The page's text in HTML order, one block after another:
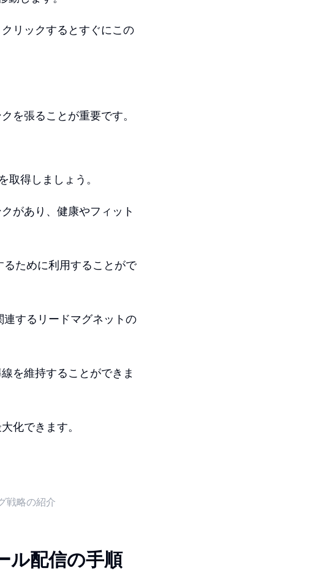
リックするとすぐにこの
を張ることが重要です。
得しましょう。
があり、健康やフィット
ために利用することがで
するリードマグネットの
を維持することができま
化できます。
戦略の紹介
ル配信の手順